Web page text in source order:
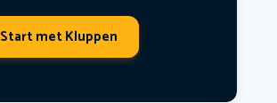
Start met Kluppen